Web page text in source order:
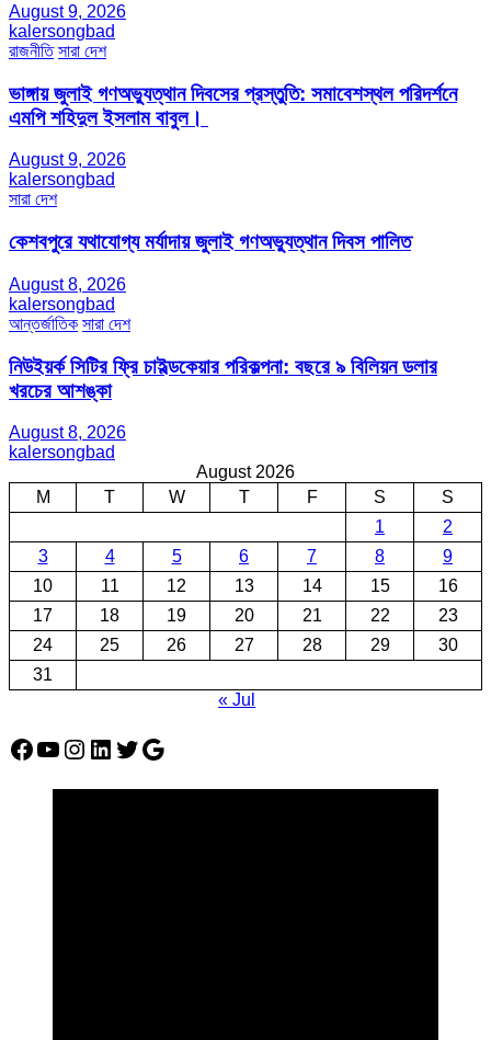
August 9, 2026
kalersongbad
রাজনীতি সারা দেশ
ভাঙ্গায় জুলাই গণঅভ্যুত্থান দিবসের প্রস্তুতি: সমাবেশস্থল পরিদর্শনে
এমপি শহিদুল ইসলাম বাবুল। ​
August 9, 2026
kalersongbad
সারা দেশ
কেশবপুরে যথাযোগ্য মর্যাদায় জুলাই গণঅভ্যুত্থান দিবস পালিত
August 8, 2026
kalersongbad
আন্তর্জাতিক সারা দেশ
নিউইয়র্ক সিটির ফ্রি চাইল্ডকেয়ার পরিকল্পনা: বছরে ৯ বিলিয়ন ডলার
খরচের আশঙ্কা
August 8, 2026
kalersongbad
August 2026
M
T W T F S
S
1
2
3
4 5 6 7 8
9
10
11 12 13 14 15
16
17
18 19 20 21 22
23
24
25 26 27 28 29
30
31
« Jul
Facebook
YouTube
Instagram
LinkedIn
Twitter
Google